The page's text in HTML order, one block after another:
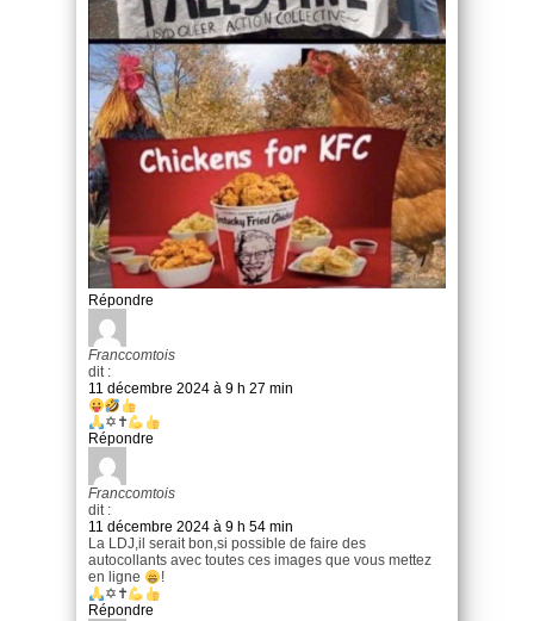
Répondre
Franccomtois
dit :
11 décembre 2024 à 9 h 27 min
✡✝
Répondre
Franccomtois
dit :
11 décembre 2024 à 9 h 54 min
La LDJ,il serait bon,si possible de faire des
autocollants avec toutes ces images que vous mettez
en ligne
!
✡✝
Répondre